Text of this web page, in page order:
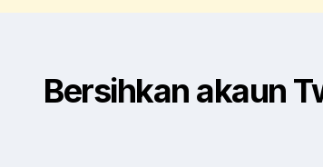
Bersihkan akaun